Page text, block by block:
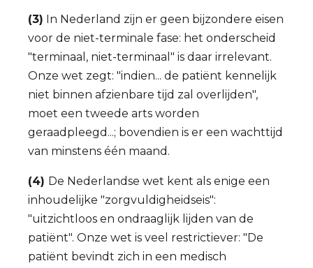
(3) In Nederland zijn er geen bijzondere eisen
voor de niet-terminale fase: het onderscheid
"terminaal, niet-terminaal" is daar irrelevant.
Onze wet zegt: "indien... de patiënt kennelijk
niet binnen afzienbare tijd zal overlijden",
moet een tweede arts worden
geraadpleegd...; bovendien is er een wachttijd
van minstens één maand.
(4) De Nederlandse wet kent als enige een
inhoudelijke "zorgvuldigheidseis":
"uitzichtloos en ondraaglijk lijden van de
patiënt". Onze wet is veel restrictiever: "De
patiënt bevindt zich in een medisch